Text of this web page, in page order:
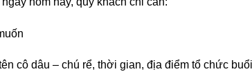
cô dâu – chú rể, thời gian, địa điểm tổ chức